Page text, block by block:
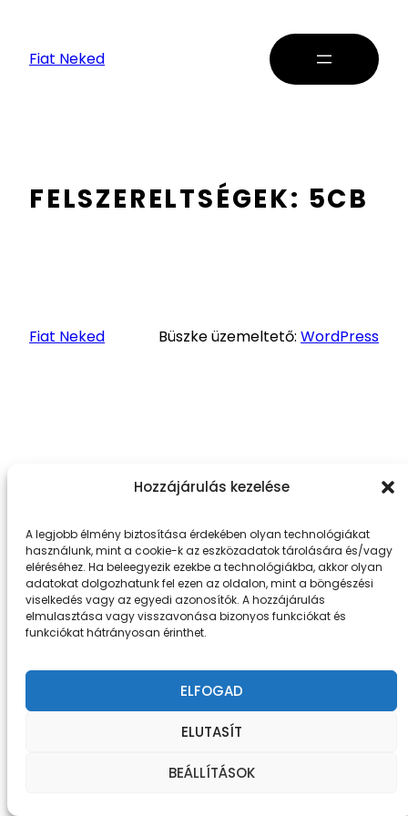
Hozzájárulás kezelése
A legjobb élmény biztosítása érdekében olyan technológiákat
használunk, mint a cookie-k az eszközadatok tárolására és/vagy
eléréséhez. Ha beleegyezik ezekbe a technológiákba, akkor olyan
adatokat dolgozhatunk fel ezen az oldalon, mint a böngészési
viselkedés vagy az egyedi azonosítók. A hozzájárulás
elmulasztása vagy visszavonása bizonyos funkciókat és
funkciókat hátrányosan érinthet.
ELFOGAD
ELUTASÍT
BEÁLLÍTÁSOK
Fiat Neked
FELSZERELTSÉGEK: 5CB
Fiat Neked Büszke üzemeltető: WordPress